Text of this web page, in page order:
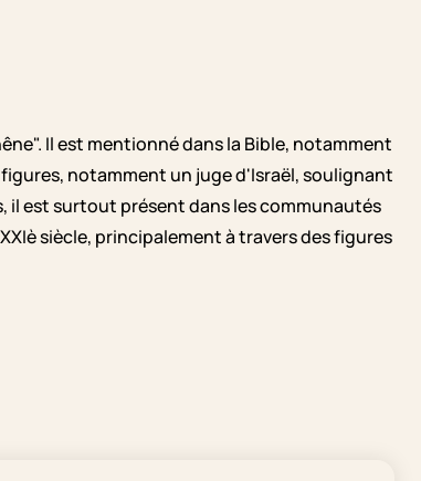
Il est mentionné dans la Bible, notamment
notamment un juge d'Israël, soulignant
il est surtout présent dans les communautés
siècle, principalement à travers des figures